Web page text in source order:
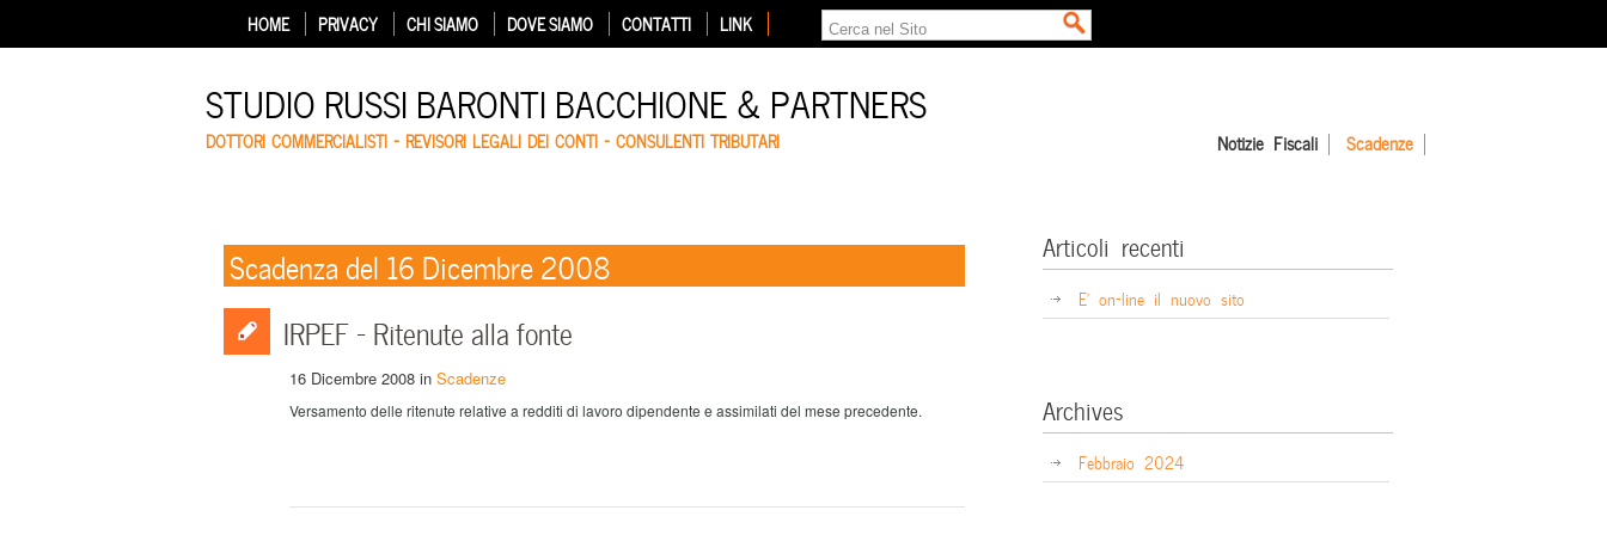
HOME PRIVACY CHI SIAMO DOVE SIAMO CONTATTI LINK
STUDIO RUSSI BARONTI BACCHIONE & PARTNERS
DOTTORI COMMERCIALISTI – REVISORI LEGALI DEI CONTI – CONSULENTI TRIBUTARI Notizie Fiscali Scadenze
Scadenza del 16 Dicembre 2008
IRPEF – Ritenute alla fonte
16 Dicembre 2008 in Scadenze
Versamento delle ritenute relative a redditi di lavoro dipendente e assimilati del mese precedente.
Articoli recenti
E’ on-line il nuovo sito
Archives
Febbraio 2024